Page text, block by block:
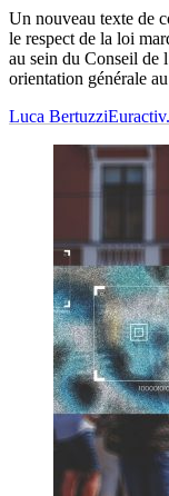
Un nouveau texte de
le respect de la loi
au sein du Conseil de
orientation générale
Luca Bertuzzi